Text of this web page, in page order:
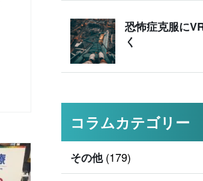
恐怖症克服に
く
コラムカテゴリー
その他(179)